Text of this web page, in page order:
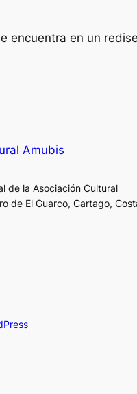
encuentra en un
Amubis
de la Asociación Cultural
de El Guarco, Cartago,